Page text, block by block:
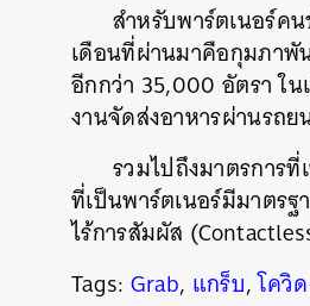
สำหรับพาร์ตเนอร์ค
เดือนที่ผ่านมาคือกุมภาพั
อีกกว่า 35,000 อัตรา ใ
งานจัดส่งอาหารผ่านรถ
รวมไปถึงมาตรการ
ที่เป็นพาร์ตเนอร์มีมาตร
ไร้การสัมผัส
Tags: Grab, แกร็บ,โควิ